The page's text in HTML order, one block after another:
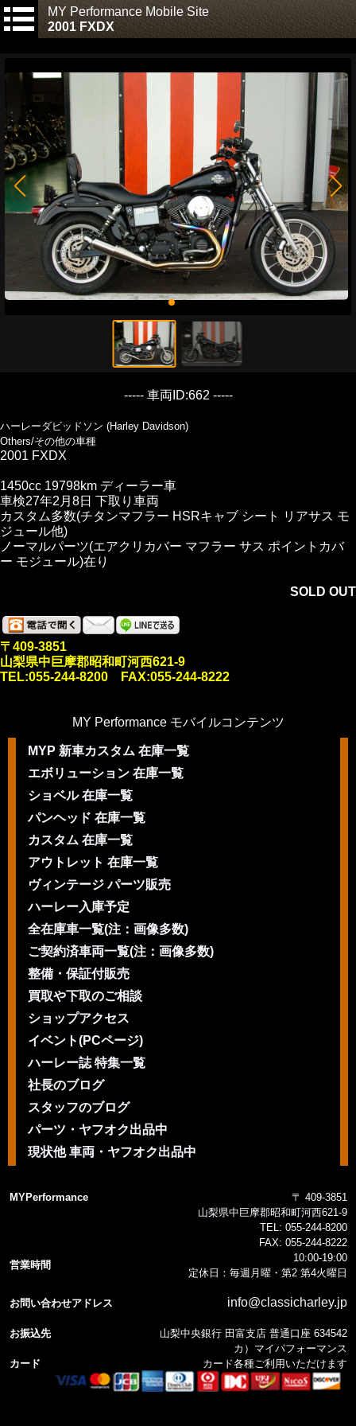
MY Performance Mobile Site
2001 FXDX
----- 車両ID:662 -----
ハーレーダビッドソン (Harley Davidson)
Others/その他の車種
2001 FXDX
1450cc 19798km ディーラー車
車検27年2月8日 下取り車両
カスタム多数(チタンマフラー HSRキャブ シート リアサス モ
ジュール他)
ノーマルパーツ(エアクリカバー マフラー サス ポイントカバ
ー モジュール)在り
SOLD OUT
〒409-3851
山梨県中巨摩郡昭和町河西621-9
TEL:055-244-8200 FAX:055-244-8222
MY Performance モバイルコンテンツ
MYP 新車カスタム 在庫一覧
エボリューション 在庫一覧
ショベル 在庫一覧
パンヘッド 在庫一覧
カスタム 在庫一覧
アウトレット 在庫一覧
ヴィンテージ パーツ販売
ハーレー入庫予定
全在庫車一覧(注：画像多数)
ご契約済車両一覧(注：画像多数)
整備・保証付販売
買取や下取のご相談
ショップアクセス
イベント(PCページ)
ハーレー誌 特集一覧
社長のブログ
スタッフのブログ
パーツ・ヤフオク出品中
現状他 車両・ヤフオク出品中
MYPerformance
〒 409-3851
山梨県中巨摩郡昭和町河西621-9
TEL: 055-244-8200
FAX: 055-244-8222
営業時間
10:00-19:00
定休日：毎週月曜・第2 第4火曜日
お問い合わせアドレス info@classicharley.jp
お振込先
山梨中央銀行 田富支店 普通口座 634542
カ）マイパフォーマンス
カード
カード各種ご利用いただけます